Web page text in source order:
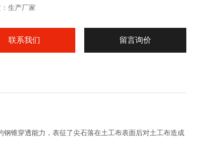
生产厂家
联系我们 留言询价
锥穿透能力，表征了尖石落在土工布表面后对土工布造成